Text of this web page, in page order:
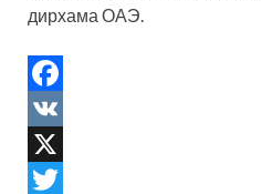
дирхама ОАЭ.
F
a
c
V
K
X